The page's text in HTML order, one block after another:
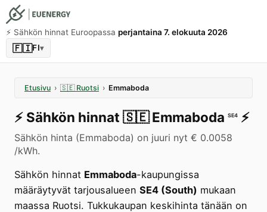
⚡️ Sähkön hinnat Euroopassa perjantaina 7. elokuuta 2026
🇫🇮FI▾
Etusivu › 🇸🇪 Ruotsi › Emmaboda
⚡️ Sähkön hinnat 🇸🇪 Emmaboda SE4 ⚡️
Sähkön hinta (Emmaboda) on juuri nyt € 0.0058
/kWh.
Sähkön hinnat Emmaboda-kaupungissa
määräytyvät tarjousalueen SE4 (South) mukaan
maassa Ruotsi. Tukkukaupan keskihinta tänään on